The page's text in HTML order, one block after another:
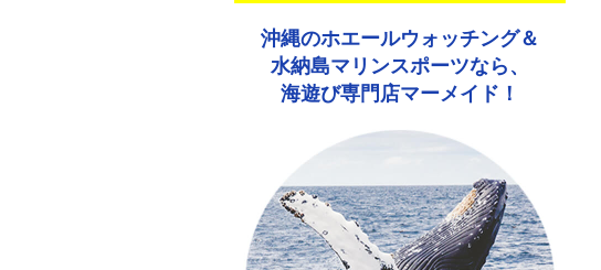
沖縄のホエールウォッチング＆
水納島マリンスポーツなら、
海遊び専門店マーメイド！